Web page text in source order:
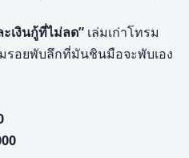
ะเงินกู้ที่ไม่ลด” เล่มเก่าโทรม
รอยพับลึกที่มันชินมือจะพับเอง